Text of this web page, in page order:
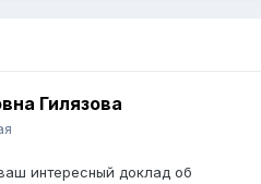
Гилязова
интересный доклад об